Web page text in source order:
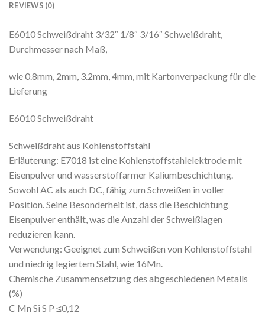
REVIEWS (0)
E6010 Schweißdraht 3/32″ 1/8″ 3/16″ Schweißdraht,
Durchmesser nach Maß,
wie 0.8mm, 2mm, 3.2mm, 4mm, mit Kartonverpackung für die
Lieferung
E6010 Schweißdraht
Schweißdraht aus Kohlenstoffstahl
Erläuterung: E7018 ist eine Kohlenstoffstahlelektrode mit
Eisenpulver und wasserstoffarmer Kaliumbeschichtung.
Sowohl AC als auch DC, fähig zum Schweißen in voller
Position. Seine Besonderheit ist, dass die Beschichtung
Eisenpulver enthält, was die Anzahl der Schweißlagen
reduzieren kann.
Verwendung: Geeignet zum Schweißen von Kohlenstoffstahl
und niedrig legiertem Stahl, wie 16Mn.
Chemische Zusammensetzung des abgeschiedenen Metalls
(%)
C Mn Si S P ≤0,12